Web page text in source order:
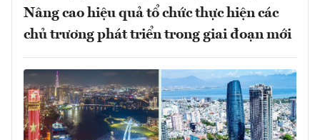
Nâng cao hiệu quả tổ chức thực hiện các
chủ trương phát triển trong giai đoạn mới